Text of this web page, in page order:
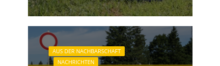
AUS DER NACHBARSCHAFT
NACHRICHTEN